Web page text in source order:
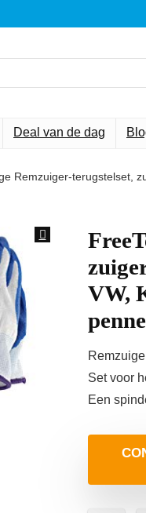
Deal van de dag
Remzuiger-terugstelset,
VW,
Set voor
Een